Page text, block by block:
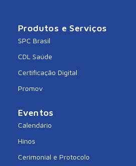
Produtos e Serviços
SPC Brasil
CDL Saúde
Certificação Digital
Promov
Eventos
Calendário
Hinos
Cerimonial e Protocolo